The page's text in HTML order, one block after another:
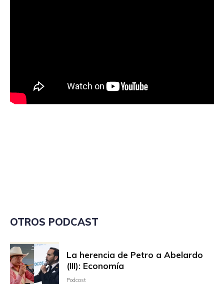
OTROS PODCAST
La herencia de Petro a Abelardo
(III): Economía
Podcast